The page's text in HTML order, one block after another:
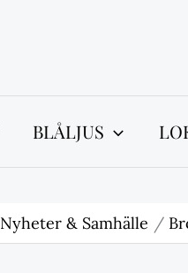
BLÅLJUS
Nyheter & Samhälle